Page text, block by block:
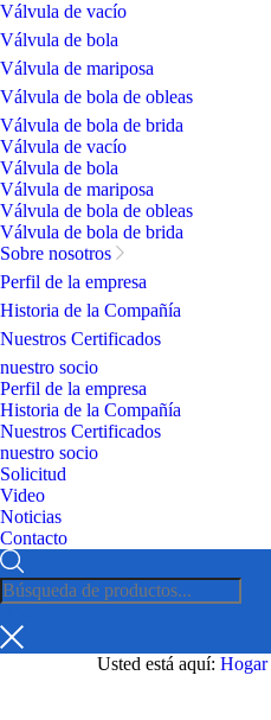
Válvula de vacío
Válvula de bola
Válvula de mariposa
Válvula de bola de obleas
Válvula de bola de brida
Válvula de vacío
Válvula de bola
Válvula de mariposa
Válvula de bola de obleas
Válvula de bola de brida
Sobre nosotros
Perfil de la empresa
Historia de la Compañía
Nuestros Certificados
nuestro socio
Perfil de la empresa
Historia de la Compañía
Nuestros Certificados
nuestro socio
Solicitud
Video
Noticias
Contacto
Usted está aquí: Hogar